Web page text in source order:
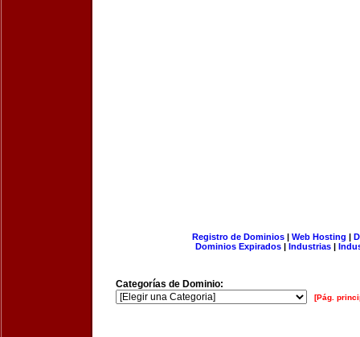
Registro de Dominios| Web Hosting |
Dominios Expirados | Industrias |
Categorías de Dominio:
[Pág.